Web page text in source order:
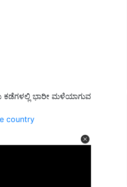
country
ಭಾರೀ ಮಳೆಯಾಗುವ